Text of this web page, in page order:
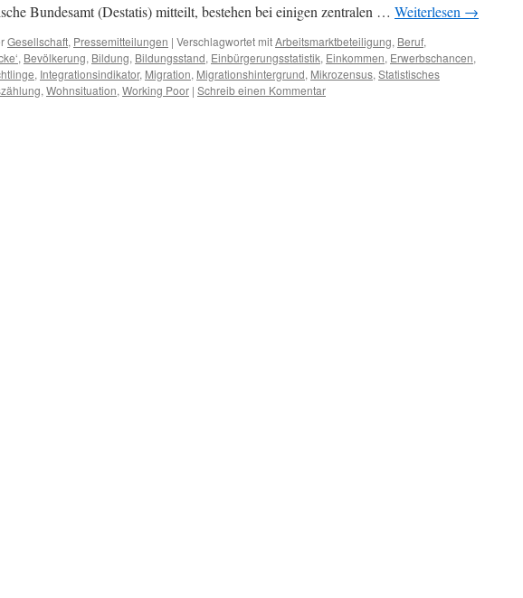
Bundesamt (Destatis) mitteilt, bestehen bei einigen zentralen … Weiterlesen →
Gesellschaft, Pressemitteilungen | Verschlagwortet mitArbeitsmarktbeteiligung, Beruf,
, Bevölkerung, Bildung, Bildungsstand, Einbürgerungsstatistik, Einkommen, Erwerbschancen,
, Integrationsindikator, Migration, Migrationshintergrund, Mikrozensus, Statistisches
, Wohnsituation, Working Poor | Schreib einen Kommentar